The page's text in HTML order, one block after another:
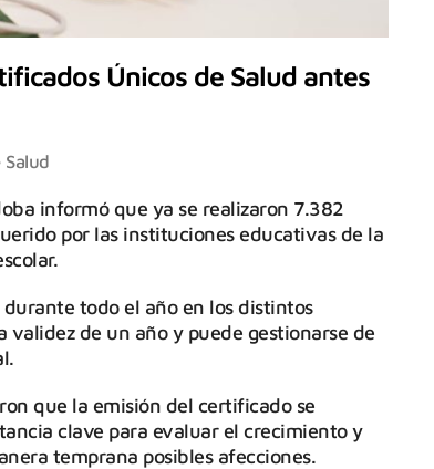
Únicos de Salud antes
Salud
informó que ya se realizaron 7.382
por las instituciones educativas de la
todo el año en los distintos
de un año y puede gestionarse de
que la emisión del certificado se
clave para evaluar el crecimiento y
temprana posibles afecciones.